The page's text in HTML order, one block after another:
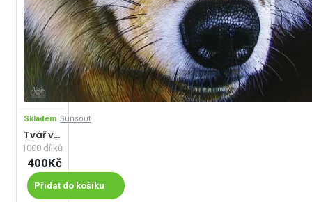
Skladem Sunsout
Tvář vlka
1000 dílků
400Kč
Přidat do košíku